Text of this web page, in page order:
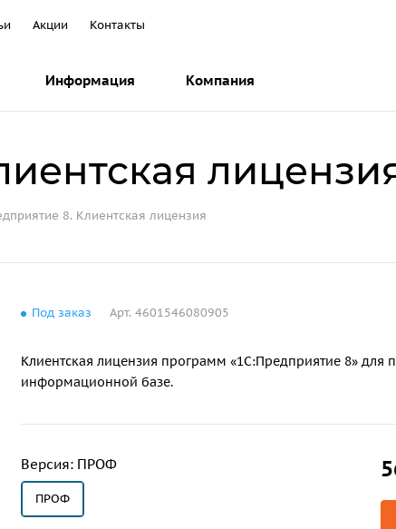
Акции Контакты
Информация Компания
8. Клиентская лицензия
Под заказ Арт. 4601546080905
Клиентская лицензия программ «1С:Предприятие 8» для
информационной базе.
Версия: ПРОФ
ПРОФ